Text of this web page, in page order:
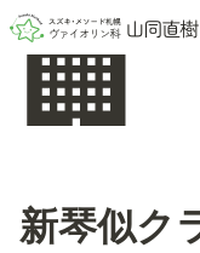
🏢
新琴似ク